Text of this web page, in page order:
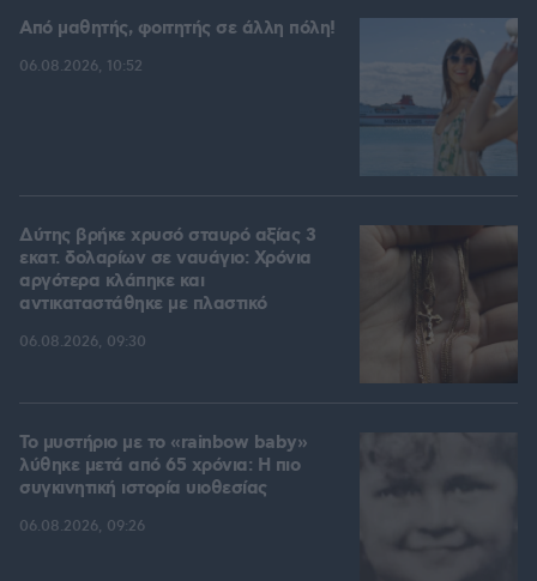
Από μαθητής, φοιτητής σε άλλη πόλη!
06.08.2026, 10:52
Δύτης βρήκε χρυσό σταυρό αξίας 3
εκατ. δολαρίων σε ναυάγιο: Χρόνια
αργότερα κλάπηκε και
αντικαταστάθηκε με πλαστικό
06.08.2026, 09:30
Το μυστήριο με το «rainbow baby»
λύθηκε μετά από 65 χρόνια: Η πιο
συγκινητική ιστορία υιοθεσίας
06.08.2026, 09:26